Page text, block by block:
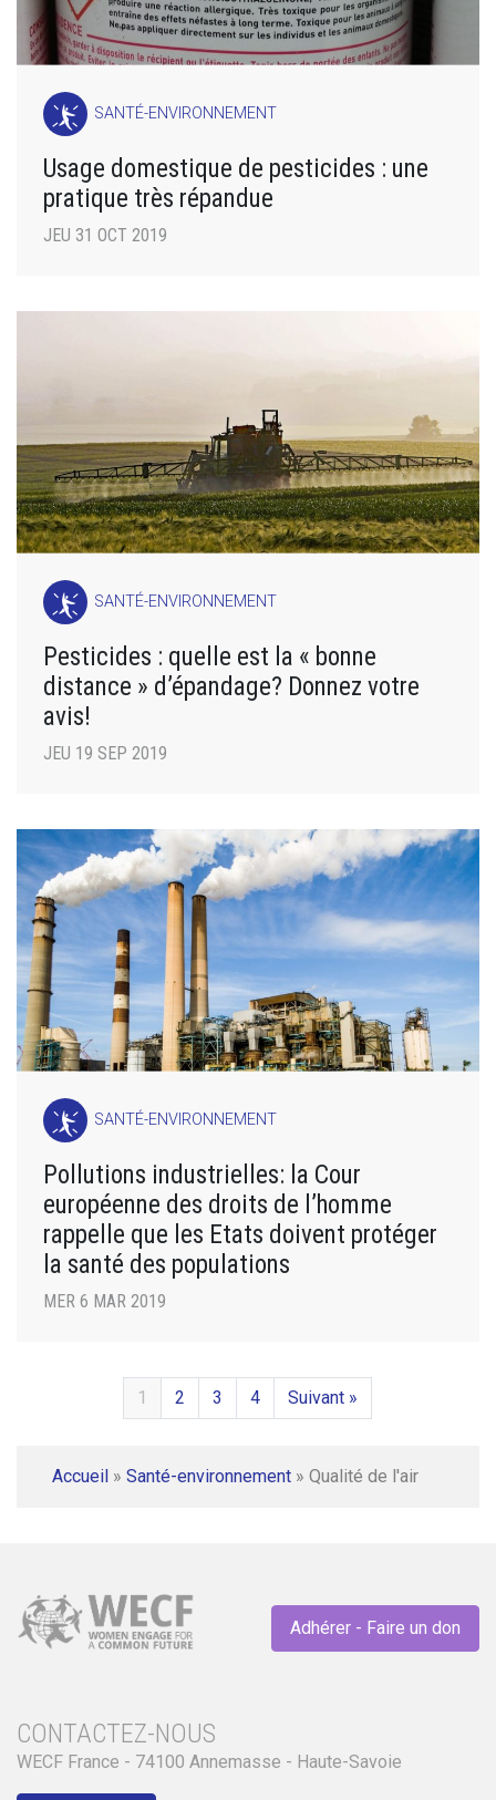
SANTÉ-ENVIRONNEMENT
Usage domestique de pesticides : une
pratique très répandue
JEU 31 OCT 2019
SANTÉ-ENVIRONNEMENT
Pesticides : quelle est la « bonne
distance » d’épandage? Donnez votre
avis!
JEU 19 SEP 2019
SANTÉ-ENVIRONNEMENT
Pollutions industrielles: la Cour
européenne des droits de l’homme
rappelle que les Etats doivent protéger
la santé des populations
MER 6 MAR 2019
1 2 3 4 Suivant »
Accueil » Santé-environnement » Qualité de l'air
Adhérer - Faire un don
CONTACTEZ-NOUS
WECF France - 74100 Annemasse - Haute-Savoie